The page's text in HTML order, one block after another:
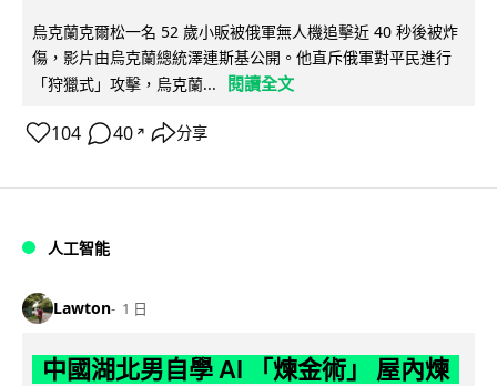
烏克蘭克爾松一名 52 歲小販被俄軍無人機追擊近 40 秒後被炸
傷，影片由烏克蘭總統澤連斯基公開。他直斥俄軍對平民進行
「狩獵式」攻擊，烏克蘭...
閱讀全文
104 40 ↗ 分享
人工智能
Lawton 1 日
中國湖北男自學 AI 「煉金術」 屋內煉